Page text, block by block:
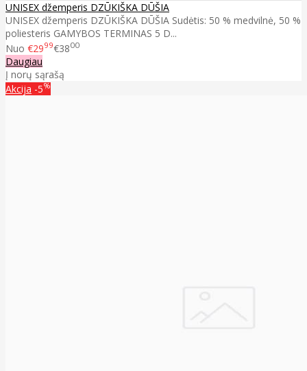
UNISEX džemperis DZŪKIŠKA DŪŠIA
UNISEX džemperis DZŪKIŠKA DŪŠIA Sudėtis: 50 % medvilnė, 50 %
poliesteris GAMYBOS TERMINAS 5 D...
Nuo €2999€3800
Daugiau
Į norų sąrašą
Akcija -5%